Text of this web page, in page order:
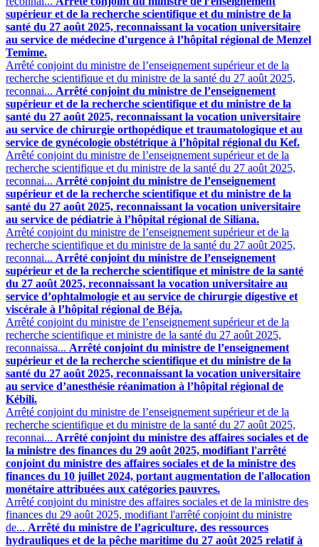
supérieur et de la recherche scientifique et du ministre de la
santé du 27 août 2025, reconnaissant la vocation universitaire
au service de médecine d'urgence à l’hôpital régional de Menzel
Temime.
Arrêté conjoint du ministre de l’enseignement supérieur et de la
recherche scientifique et du ministre de la santé du 27 août 2025,
reconnai... Arrêté conjoint du ministre de l’enseignement
supérieur et de la recherche scientifique et du ministre de la
santé du 27 août 2025, reconnaissant la vocation universitaire
au service de chirurgie orthopédique et traumatologique et au
service de gynécologie obstétrique à l’hôpital régional du Kef.
Arrêté conjoint du ministre de l’enseignement supérieur et de la
recherche scientifique et du ministre de la santé du 27 août 2025,
reconnai... Arrêté conjoint du ministre de l’enseignement
supérieur et de la recherche scientifique et du ministre de la
santé du 27 août 2025, reconnaissant la vocation universitaire
au service de pédiatrie à l’hôpital régional de Siliana.
Arrêté conjoint du ministre de l’enseignement supérieur et de la
recherche scientifique et du ministre de la santé du 27 août 2025,
reconnai... Arrêté conjoint du ministre de l’enseignement
supérieur et de la recherche scientifique et ministre de la santé
du 27 août 2025, reconnaissant la vocation universitaire au
service d’ophtalmologie et au service de chirurgie digestive et
viscérale à l’hôpital régional de Béja.
Arrêté conjoint du ministre de l’enseignement supérieur et de la
recherche scientifique et ministre de la santé du 27 août 2025,
reconnaissa... Arrêté conjoint du ministre de l’enseignement
supérieur et de la recherche scientifique et du ministre de la
santé du 27 août 2025, reconnaissant la vocation universitaire
au service d’anesthésie réanimation à l’hôpital régional de
Kébili.
Arrêté conjoint du ministre de l’enseignement supérieur et de la
recherche scientifique et du ministre de la santé du 27 août 2025,
reconnai... Arrêté conjoint du ministre des affaires sociales et de
la ministre des finances du 29 août 2025, modifiant l'arrêté
conjoint du ministre des affaires sociales et de la ministre des
finances du 10 juillet 2024, portant augmentation de l'allocation
monétaire attribuées aux catégories pauvres.
Arrêté conjoint du ministre des affaires sociales et de la ministre des
finances du 29 août 2025, modifiant l'arrêté conjoint du ministre
de... Arrêté du ministre de l’agriculture, des ressources
hydrauliques et de la pêche maritime du 27 août 2025 relatif à